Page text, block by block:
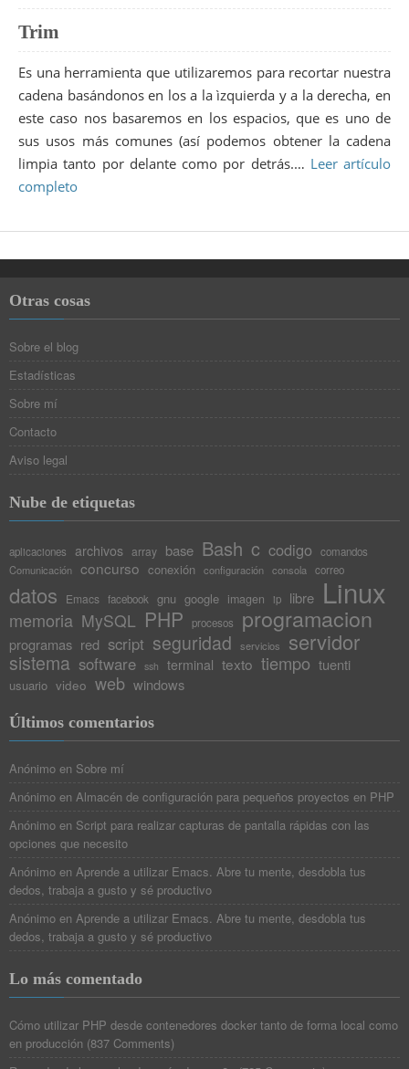
Trim
Es una herramienta que utilizaremos para recortar nuestra
cadena basándonos en los a la ìzquierda y a la derecha, en
este caso nos basaremos en los espacios, que es uno de
sus usos más comunes (así podemos obtener la cadena
limpia tanto por delante como por detrás.… Leer artículo
completo
Otras cosas
Sobre el blog
Estadísticas
Sobre mí
Contacto
Aviso legal
Nube de etiquetas
aplicaciones archivos array base Bash c codigo
comandos
Comunicación concurso conexión configuración consola correo
datos Emacs facebook gnu google imagen ip libre Linux
memoria MySQL PHP procesos programacion
programas red script seguridad servicios servidor
sistema software ssh terminal texto tiempo tuenti
usuario video web windows
Últimos comentarios
Anónimo en Sobre mí
Anónimo en Almacén de configuración para pequeños proyectos en PHP
Anónimo en Script para realizar capturas de pantalla rápidas con las
opciones que necesito
Anónimo en Aprende a utilizar Emacs. Abre tu mente, desdobla tus
dedos, trabaja a gusto y sé productivo
Anónimo en Aprende a utilizar Emacs. Abre tu mente, desdobla tus
dedos, trabaja a gusto y sé productivo
Lo más comentado
Cómo utilizar PHP desde contenedores docker tanto de forma local como
en producción (837 Comments)